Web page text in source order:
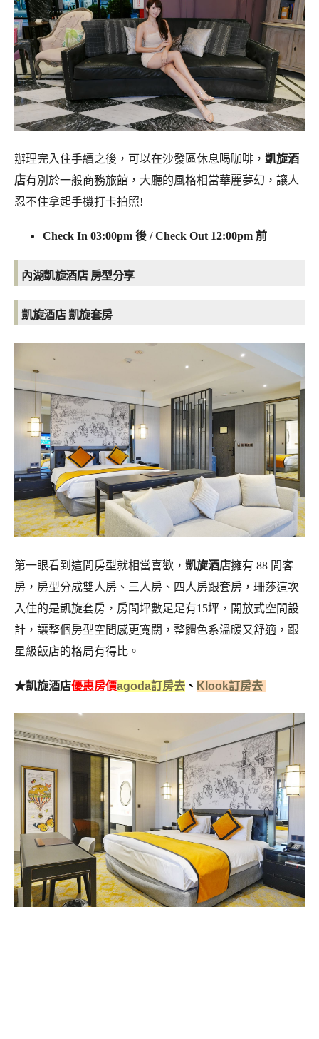
辦理完入住手續之後，可以在沙發區休息喝咖啡， 凱旋酒
店有別於一般商務旅館，大廳的風格相當華麗夢幻，讓人
忍不住拿起手機打卡拍照!
Check In 03:00pm 後 / Check Out 12:00pm 前
內湖凱旋酒店 房型分享
凱旋酒店 凱旋套房
第一眼看到這間房型就相當喜歡， 凱旋酒店擁有 88 間客
房，房型分成雙人房、三人房、四人房跟套房，珊莎這次
入住的是凱旋套房，房間坪數足足有15坪，開放式空間設
計，讓整個房型空間感更寬闊，整體色系溫暖又舒適，跟
星級飯店的格局有得比。
★凱旋酒店優惠房價agoda訂房去 、 Klook訂房去